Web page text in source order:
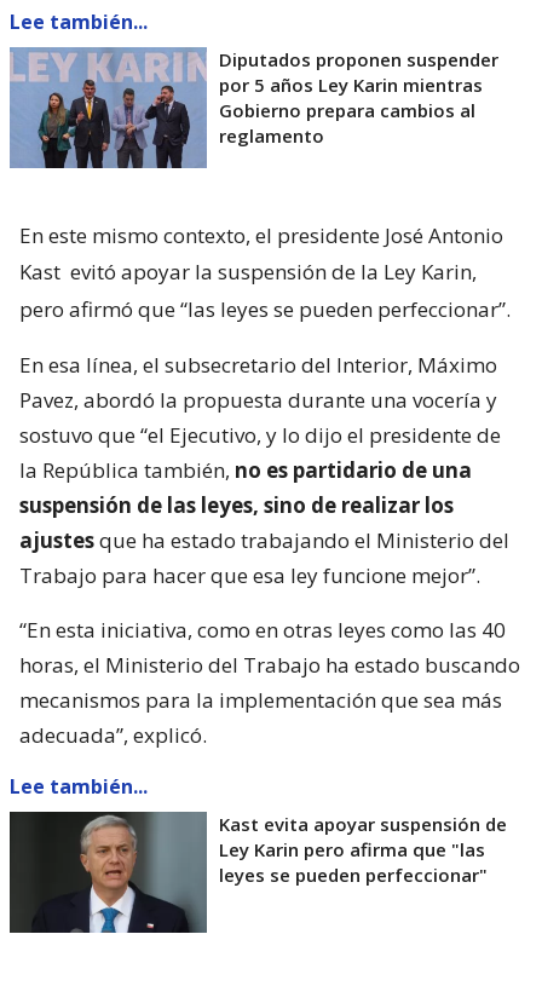
Lee también...
Diputados proponen suspender
por 5 años Ley Karin mientras
Gobierno prepara cambios al
reglamento
En este mismo contexto, el presidente José Antonio
Kast evitó apoyar la suspensión de la Ley Karin,
pero afirmó que “las leyes se pueden perfeccionar”.
En esa línea, el subsecretario del Interior, Máximo
Pavez, abordó la propuesta durante una vocería y
sostuvo que “el Ejecutivo, y lo dijo el presidente de
la República también, no es partidario de una
suspensión de las leyes, sino de realizar los
ajustesque ha estado trabajando el Ministerio del
Trabajo para hacer que esa ley funcione mejor”.
“En esta iniciativa, como en otras leyes como las 40
horas, el Ministerio del Trabajo ha estado buscando
mecanismos para la implementación que sea más
adecuada”, explicó.
Lee también...
Kast evita apoyar suspensión de
Ley Karin pero afirma que "las
leyes se pueden perfeccionar"